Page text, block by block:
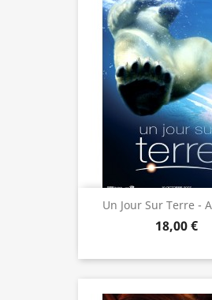
Un Jour Sur Terre -
18,00 €